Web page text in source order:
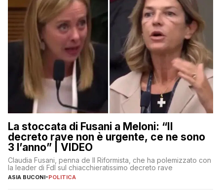
La stoccata di Fusani a Meloni: “Il
decreto rave non è urgente, ce ne sono
3 l’anno” | VIDEO
Claudia Fusani, penna de Il Riformista, che ha polemizzato con
la leader di FdI sul chiacchieratissimo decreto rave
ASIA BUCONI-POLITICA